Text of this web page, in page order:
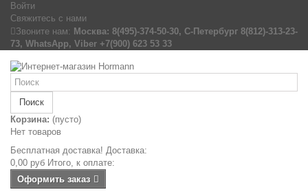
Войти
Свяжитесь с нами
Звоните нам: Москва: 8(495)-374-50-30, С-Петербург 8(812)-313-23-
73, WhatsApp, Viber +7(900) 623 53 33
Поиск
Корзина: (пусто)
Нет товаров
Бесплатная доставка! Доставка:
0,00 руб Итого, к оплате:
Оформить заказ